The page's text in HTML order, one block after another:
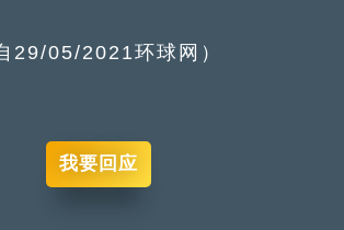
05/2021环球网）
我要回应